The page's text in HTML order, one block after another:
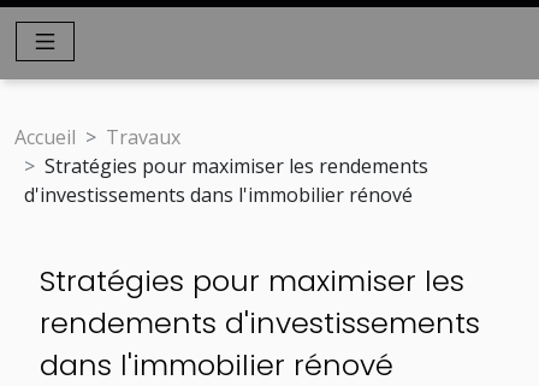
Accueil
Travaux
Stratégies pour maximiser les rendements
d'investissements dans l'immobilier rénové
Stratégies pour maximiser les
rendements d'investissements
dans l'immobilier rénové